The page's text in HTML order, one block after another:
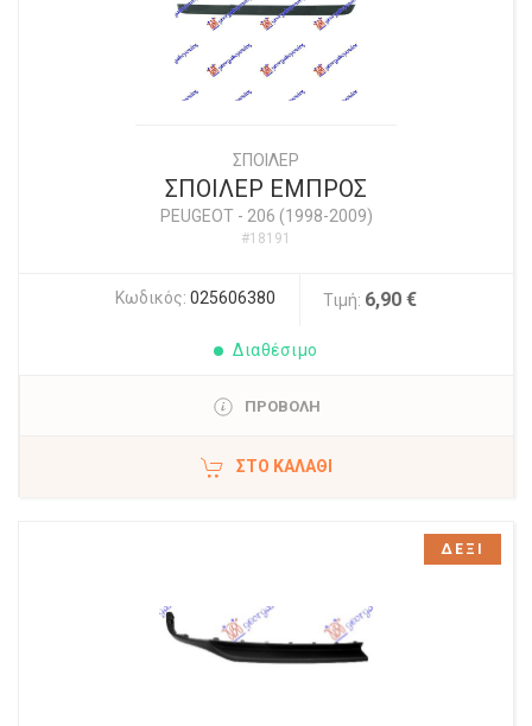
ΣΠΟΙΛΕΡ
ΣΠΟΙΛΕΡ ΕΜΠΡΟΣ
PEUGEOT- 206 (1998-2009)
#18191
Κωδικός: 025606380 Τιμή: 6,90 €
Διαθέσιμο
ΠΡΟΒΟΛΗ
ΣΤΟ ΚΑΛΆΘΙ
ΔΕΞΙ